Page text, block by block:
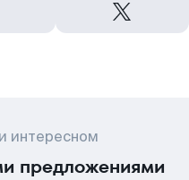
интересном
предложениями